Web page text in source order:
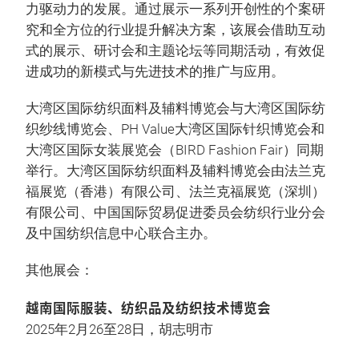
力驱动力的发展。通过展示一系列开创性的个案研
究和全方位的行业提升解决方案，该展会借助互动
式的展示、研讨会和主题论坛等同期活动，有效促
进成功的新模式与先进技术的推广与应用。
大湾区国际纺织面料及辅料博览会与大湾区国际纺
织纱线博览会、PH Value大湾区国际针织博览会和
大湾区国际女装展览会（BIRD Fashion Fair）同期
举行。大湾区国际纺织面料及辅料博览会由法兰克
福展览（香港）有限公司、法兰克福展览（深圳）
有限公司、中国国际贸易促进委员会纺织行业分会
及中国纺织信息中心联合主办。
其他展会：
越南国际服装、纺织品及纺织技术博览会
2025年2月26至28日，胡志明市